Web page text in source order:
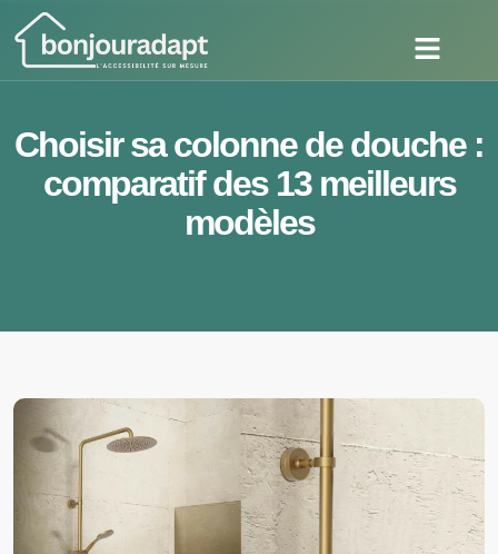
Choisir sa colonne de douche :
comparatif des 13 meilleurs
modèles